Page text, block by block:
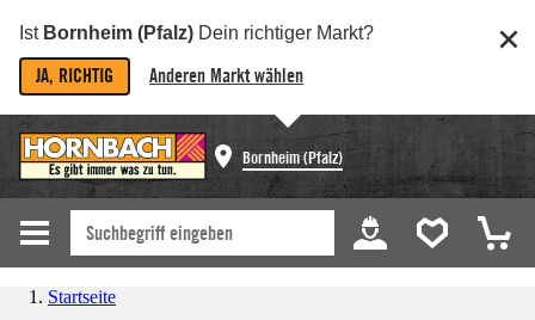
Ist Bornheim (Pfalz) Dein richtiger Markt?
JA, RICHTIG Anderen Markt wählen
Bornheim (Pfalz)
Startseite